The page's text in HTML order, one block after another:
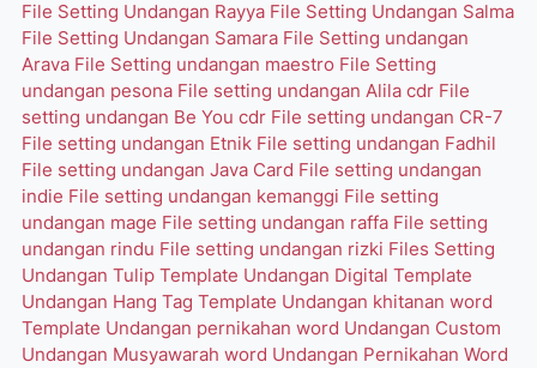
File Setting Undangan Rayya File Setting Undangan Salma
File Setting Undangan Samara File Setting undangan
Arava File Setting undangan maestro File Setting
undangan pesona File setting undangan Alila cdr File
setting undangan Be You cdr File setting undangan CR-7
File setting undangan Etnik File setting undangan Fadhil
File setting undangan Java Card File setting undangan
indie File setting undangan kemanggi File setting
undangan mage File setting undangan raffa File setting
undangan rindu File setting undangan rizki Files Setting
Undangan Tulip Template Undangan Digital Template
Undangan Hang Tag Template Undangan khitanan word
Template Undangan pernikahan word Undangan Custom
Undangan Musyawarah word Undangan Pernikahan Word